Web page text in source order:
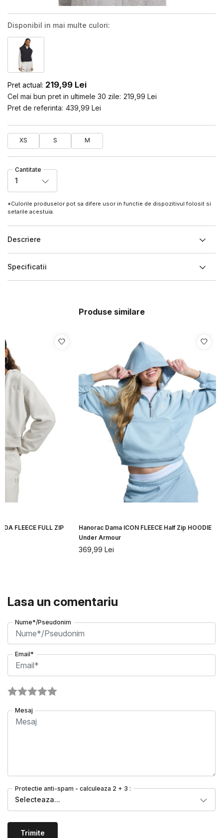
Disponibil in mai multe culori:
Pret actual: 219,99 Lei
Cel mai bun pret in ultimele 30 zile: 219,99 Lei
Pret de referinta: 439,99 Lei
XS S M
Cantitate
1
*Culorile produselor pot sa difere usor in functie de dispozitivul folosit si
setarile acestuia.
Descriere
Specificatii
Produse similare
FLEECE FULL ZIP
Hanorac Dama ICON FLEECE Half Zip HOODIE
Under Armour
369,99 Lei
Lasa un comentariu
Nume*/Pseudonim
Email*
Mesaj
Protectie anti-spam - calculeaza 2 + 3 :
Selecteaza...
Trimite